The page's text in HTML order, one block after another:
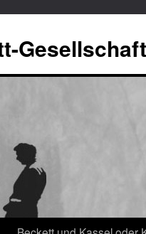
Gesellschaft